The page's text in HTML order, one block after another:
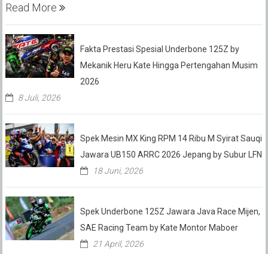
Read More
Fakta Prestasi Spesial Underbone 125Z by
Mekanik Heru Kate Hingga Pertengahan Musim
2026
8 Juli, 2026
Spek Mesin MX King RPM 14 Ribu M Syirat Sauqi
Jawara UB150 ARRC 2026 Jepang by Subur LFN
18 Juni, 2026
Spek Underbone 125Z Jawara Java Race Mijen,
SAE Racing Team by Kate Montor Maboer
21 April, 2026